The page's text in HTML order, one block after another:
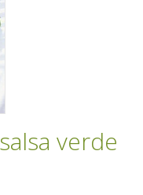
verde